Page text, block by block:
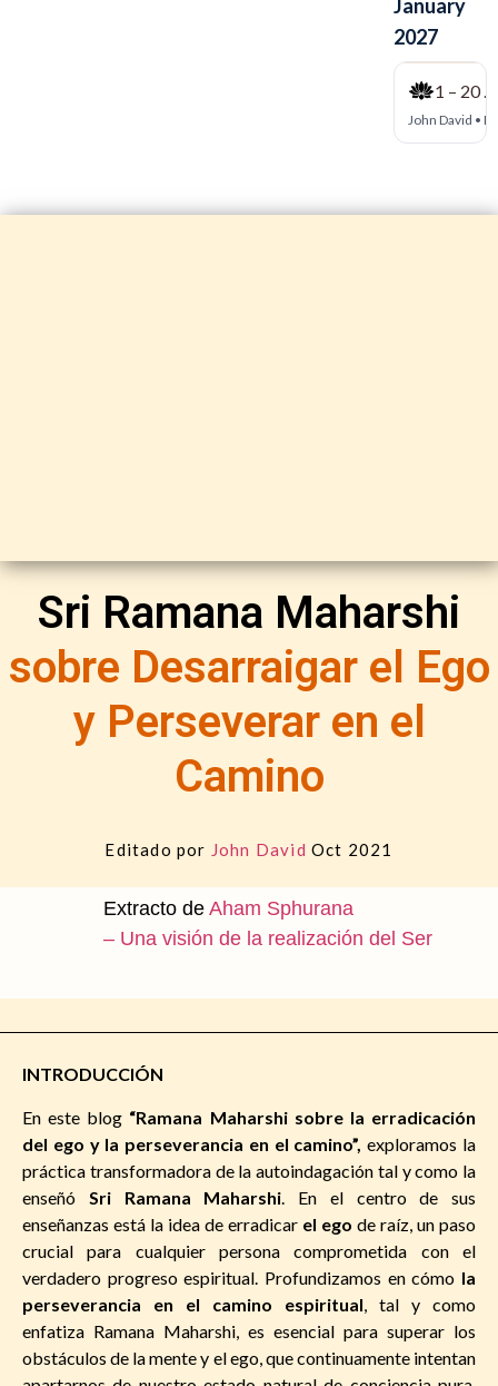
Sri Ramana Maharshi
sobre Desarraigar el Ego
y Perseverar en el
Camino
Editado por John David Oct 2021
Extracto de Aham Sphurana
– Una visión de la realización del Ser
INTRODUCCIÓN
En este blog “Ramana Maharshi sobre la erradicación
del ego y la perseverancia en el camino”, exploramos la
práctica transformadora de la autoindagación tal y como la
enseñó Sri Ramana Maharshi . En el centro de sus
enseñanzas está la idea de erradicar el ego de raíz, un paso
crucial para cualquier persona comprometida con el
verdadero progreso espiritual. Profundizamos en cómo la
perseverancia en el camino espiritual , tal y como
enfatiza Ramana Maharshi, es esencial para superar los
obstáculos de la mente y el ego, que continuamente intentan